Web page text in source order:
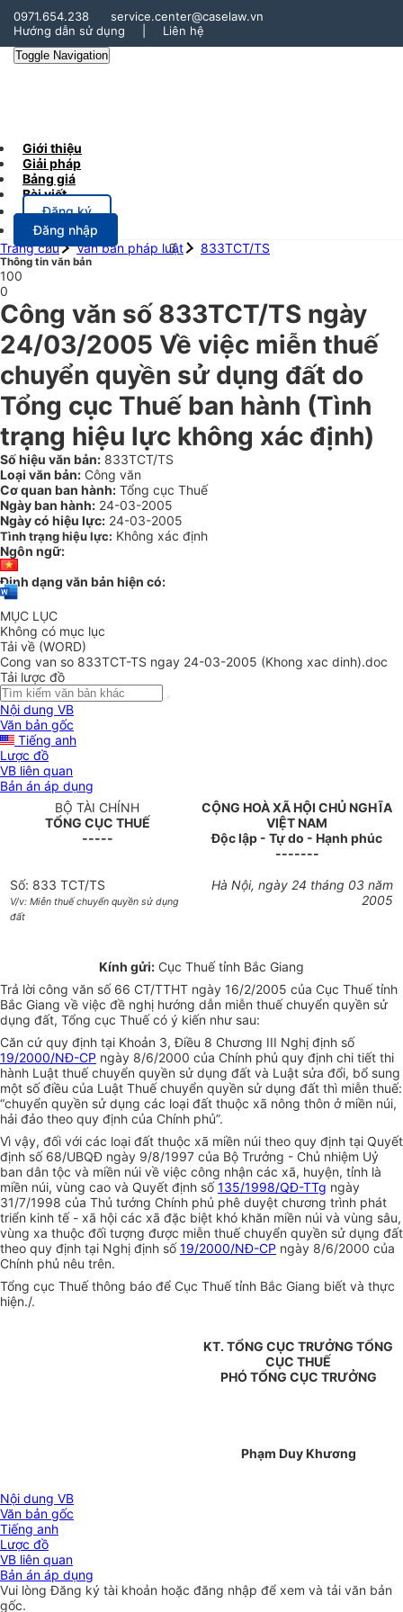
0971.654.238
service.center@caselaw.vn
Hướng dẫn sử dụng
Liên hệ
Toggle Navigation
Giới thiệu
Giải pháp
Bảng giá
Bài viết
Đăng ký
Đăng nhập
Trang chủ
Văn bản pháp luật 833TCT/TS
Thông tin văn bản
100
0
Công văn số 833TCT/TS ngày
24/03/2005 Về việc miễn thuế
chuyển quyền sử dụng đất do
Tổng cục Thuế ban hành (Tình
trạng hiệu lực không xác định)
Số hiệu văn bản: 833TCT/TS
Loại văn bản: Công văn
Cơ quan ban hành: Tổng cục Thuế
Ngày ban hành: 24-03-2005
Ngày có hiệu lực: 24-03-2005
Tình trạng hiệu lực: Không xác định
Ngôn ngữ:
Định dạng văn bản hiện có:
MỤC LỤC
Không có mục lục
Tải về (WORD)
Cong van so 833TCT-TS ngay 24-03-2005 (Khong xac dinh).doc
Tải lược đồ
Nội dung VB
Văn bản gốc
Tiếng anh
Lược đồ
VB liên quan
Bản án áp dụng
BỘ TÀI CHÍNH
TỔNG CỤC THUẾ
-----
CỘNG HOÀ XÃ HỘI CHỦ NGHĨA
VIỆT NAM
Độc lập - Tự do - Hạnh phúc
-------
Số: 833 TCT/TS
V/v: Miễn thuế chuyển quyền sử dụng
đất
Hà Nội, ngày 24 tháng 03 năm
2005
Kính gửi: Cục Thuế tỉnh Bắc Giang
Trả lời công văn số 66 CT/TTHT ngày 16/2/2005 của Cục Thuế tỉnh
Bắc Giang về việc đề nghị hướng dẫn miễn thuế chuyển quyền sử
dụng đất, Tổng cục Thuế có ý kiến như sau:
Căn cứ quy định tại Khoản 3, Điều 8 Chương III Nghị định số
19/2000/NĐ-CP ngày 8/6/2000 của Chính phủ quy định chi tiết thi
hành Luật thuế chuyển quyền sử dụng đất và Luật sửa đổi, bổ sung
một số điều của Luật Thuế chuyển quyền sử dụng đất thì miễn thuế:
“chuyển quyền sử dụng các loại đất thuộc xã nông thôn ở miền núi,
hải đảo theo quy định của Chính phủ”.
Vì vậy, đối với các loại đất thuộc xã miền núi theo quy định tại Quyết
định số 68/UBQĐ ngày 9/8/1997 của Bộ Trưởng - Chủ nhiệm Uỷ
ban dân tộc và miền núi về việc công nhận các xã, huyện, tỉnh là
miền núi, vùng cao và Quyết định số135/1998/QĐ-TTg ngày
31/7/1998 của Thủ tướng Chính phủ phê duyệt chương trình phát
triển kinh tế - xã hội các xã đặc biệt khó khăn miền núi và vùng sâu,
vùng xa thuộc đối tượng được miễn thuế chuyển quyền sử dụng đất
theo quy định tại Nghị định số19/2000/NĐ-CP ngày 8/6/2000 của
Chính phủ nêu trên.
Tổng cục Thuế thông báo để Cục Thuế tỉnh Bắc Giang biết và thực
hiện./.
KT. TỔNG CỤC TRƯỞNG TỔNG
CỤC THUẾ
PHÓ TỔNG CỤC TRƯỞNG
Phạm Duy Khương
Nội dung VB
Văn bản gốc
Tiếng anh
Lược đồ
VB liên quan
Bản án áp dụng
Vui lòngĐăng ký tài khoản hoặc đăng nhập để xem và tải văn bản
gốc.